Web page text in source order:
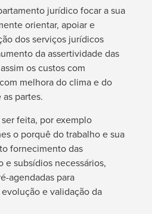
jurídico focar a sua
orientar, apoiar e
dos serviços jurídicos
da assertividade das
os custos com
melhora do clima e do
partes.
feita, por exemplo
o porquê do trabalho e sua
fornecimento das
e subsídios necessários,
agendadas para
e validação da